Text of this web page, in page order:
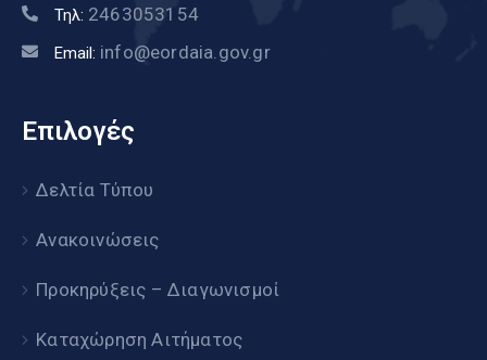
Τηλ: 2463053154
Email: info@eordaia.gov.gr
Επιλογές
Δελτία Τύπου
Ανακοινώσεις
Προκηρύξεις – Διαγωνισμοί
Καταχώρηση Αιτήματος